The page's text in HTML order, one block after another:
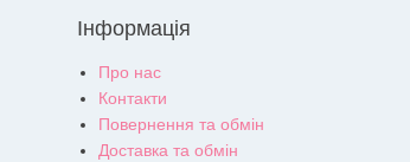
Інформація
Про нас
Контакти
Повернення та обмін
Доставка та обмін